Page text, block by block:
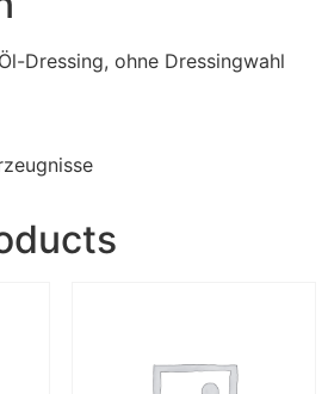
Dressing, ohne Dressingwahl